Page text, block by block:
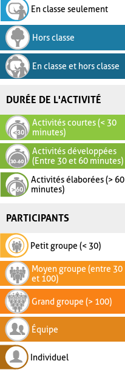
En classe seulement
Hors classe
En classe et hors classe
DURÉE DE L'ACTIVITÉ
Activités courtes (< 30
minutes)
Activités développées
(Entre 30 et 60 minutes)
Activités élaborées (> 60
minutes)
PARTICIPANTS
Petit groupe (< 30)
Moyen groupe (entre 30
et 100)
Grand groupe (> 100)
Équipe
Individuel